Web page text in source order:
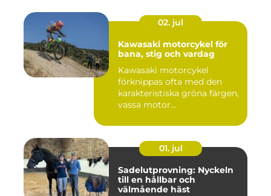
02. jul
Kawasaki motorcykel för
bana, stig och vardag
Kawasaki motorcykel
förknippas ofta med den
karakteristiska gröna färgen,
vassa motor...
01. jul
Sadelutprovning: Nyckeln
till en hållbar och
välmående häst